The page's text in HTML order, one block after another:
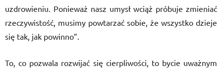
uzdrowieniu. Ponieważ nasz umysł wciąż próbuje zmieniać
rzeczywistość, musimy powtarzać sobie, że wszystko dzieje
się tak, jak powinno”.
To, co pozwala rozwijać się cierpliwości, to bycie uważnym